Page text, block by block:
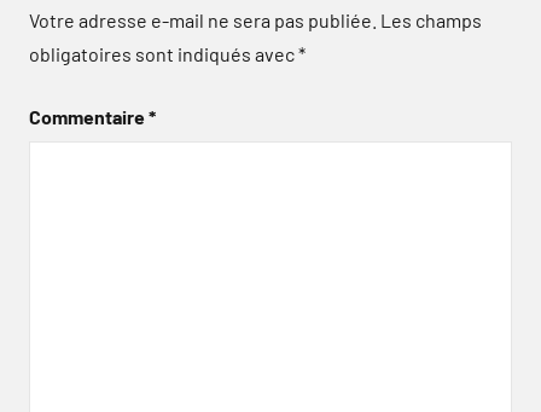
Votre adresse e-mail ne sera pas publiée. Les champs
obligatoires sont indiqués avec*
Commentaire*